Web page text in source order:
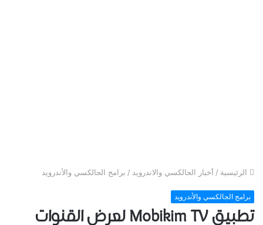
الرئيسية / أخبار الجالكسي والاندرويد / برامج الجالكسي والأندرويد
برامج الجالكسي والأندرويد
تطبيق Mobikim TV لعرض القنوات